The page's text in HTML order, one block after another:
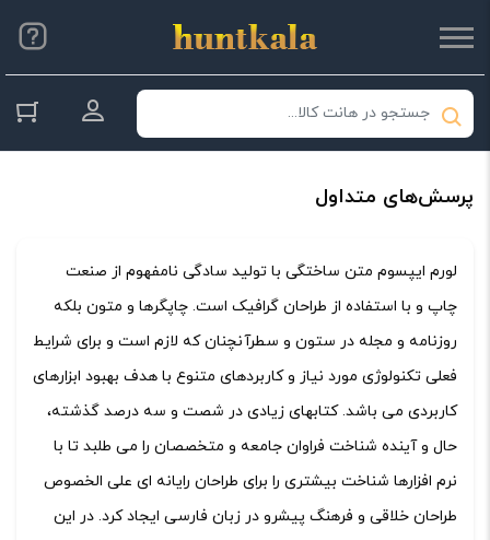
ورود به
پرسش‌های متداول
لورم ایپسوم متن ساختگی با تولید سادگی نامفهوم از صنعت
چاپ و با استفاده از طراحان گرافیک است. چاپگرها و متون بلکه
روزنامه و مجله در ستون و سطرآنچنان که لازم است و برای شرایط
فعلی تکنولوژی مورد نیاز و کاربردهای متنوع با هدف بهبود ابزارهای
کاربردی می باشد. کتابهای زیادی در شصت و سه درصد گذشته،
حال و آینده شناخت فراوان جامعه و متخصصان را می طلبد تا با
نرم افزارها شناخت بیشتری را برای طراحان رایانه ای علی الخصوص
طراحان خلاقی و فرهنگ پیشرو در زبان فارسی ایجاد کرد. در این